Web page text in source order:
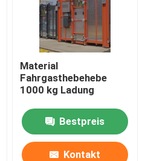
Material
Fahrgasthebehebe
1000 kg Ladung
Bestpreis
Kontakt